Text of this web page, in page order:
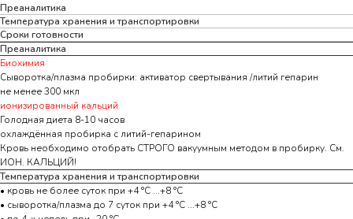
Преаналитика
Температура хранения и транспортировки
Сроки готовности
Преаналитика
Биохимия
Сыворотка/плазма пробирки: активатор свертывания /литий гепарин
не менее 300 мкл
ионизированный кальций
Голодная диета 8-10 часов
охлаждённая пробирка с литий-гепарином
Кровь необходимо отобрать СТРОГО вакуумным методом в пробирку. См.
ИОН. КАЛЬЦИЙ!
Температура хранения и транспортировки
• кровь не более суток при +4 °С ...+8 °С
• сыворотка/плазма до 7 суток при +4 °С ...+8 °С